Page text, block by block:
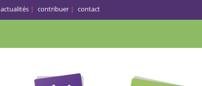
actualités contribuer contact